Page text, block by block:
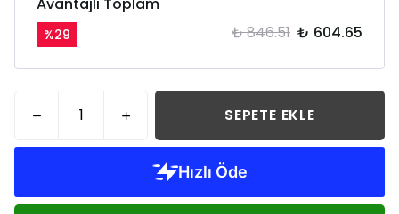
%29 ₺ 846.51 ₺ 604.65
SEPETE EKLE